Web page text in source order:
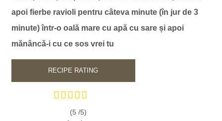
apoi fierbe ravioli pentru câteva minute (în jur de 3
minute) într-o oală mare cu apă cu sare și apoi
mănâncă-i cu ce sos vrei tu
RECIPE RATING
(5 /5)